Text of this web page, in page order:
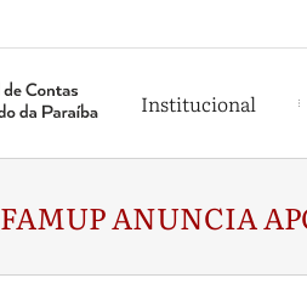
Institucional
FAMUP ANUNCIA